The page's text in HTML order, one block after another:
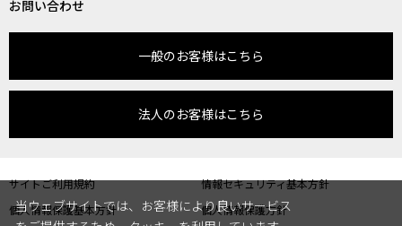
お問い合わせ
一般のお客様はこちら
法人のお客様はこちら
サイトご利用規約
情報セキュリティ基本方針
個人情報保護基本方針
個人情報保護方針
当ウェブサイトでは、お客様により良いサービス